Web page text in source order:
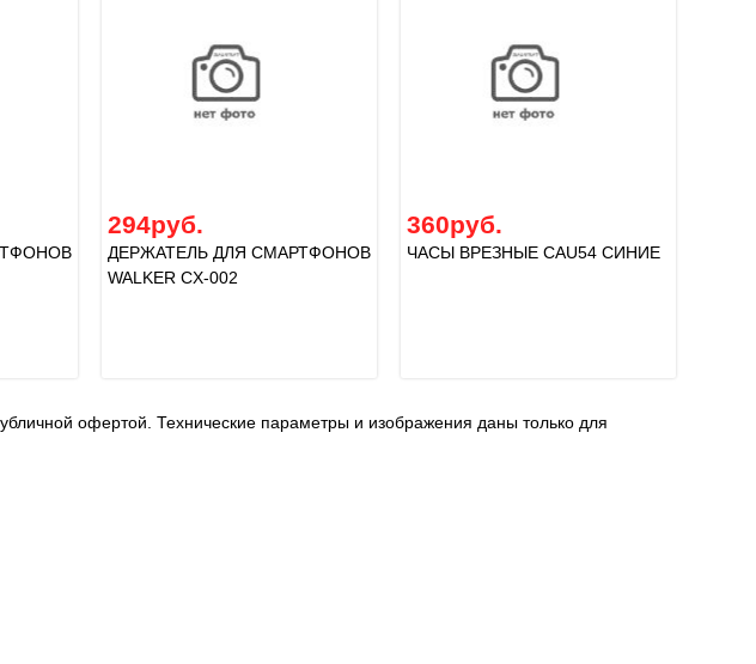
294руб.
ДЕРЖАТЕЛЬ ДЛЯ СМАРТФОНОВ
WALKER CX-002
360руб.
ЧАСЫ ВРЕЗНЫЕ CAU54 СИНИЕ
офертой. Технические параметры и изображения даны только для